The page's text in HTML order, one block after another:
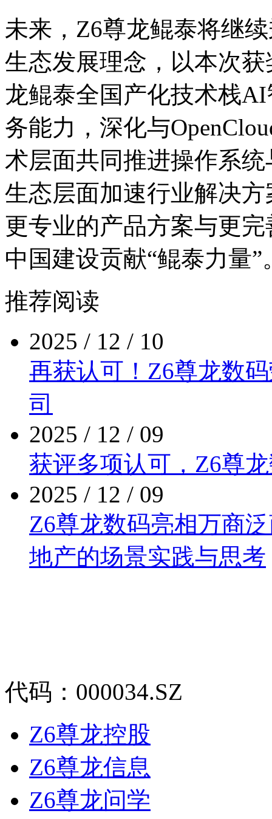
未来，Z6尊龙鲲泰将继
生态发展理念，以本次
龙鲲泰全国产化技术栈
务能力，深化与
术层面共同推进操作系统
生态层面加速行业解决方
更专业的产品方案与更完
中国建设贡献“鲲泰力量”
推荐阅读
2025 / 12 / 10
再获认可！Z6尊龙
司
2025 / 12 / 09
获评多项认可，Z6
2025 / 12 / 09
Z6尊龙数码亮相万商泛
地产的场景实践与思考
代码：000034.SZ
Z6尊龙控股
Z6尊龙信息
Z6尊龙问学